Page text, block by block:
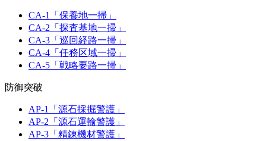
CA-1「保養地一掃」
CA-2「探査基地一掃」
CA-3「巡回経路一掃」
CA-4「任務区域一掃」
CA-5「戦略要路一掃」
防御突破
AP-1「源石採掘警護」
AP-2「源石運輸警護」
AP-3「精錬機材警護」